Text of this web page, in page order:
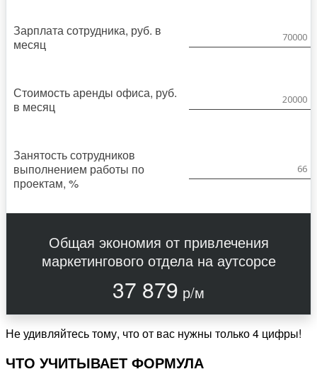
Зарплата сотрудника, руб. в
месяц
Стоимость аренды офиса, руб.
в месяц
Занятость сотрудников
выполнением работы по
проектам, %
Общая экономия от привлечения
маркетингового отдела на аутсорсе
37 879 р/м
Не удивляйтесь тому, что от вас нужны только 4 цифры!
ЧТО УЧИТЫВАЕТ ФОРМУЛА